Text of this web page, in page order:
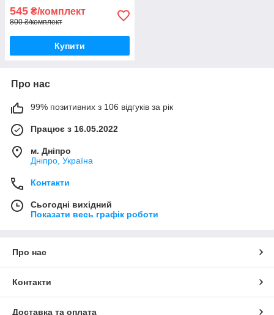
545 ₴/комплект
800 ₴/комплект
Купити
Про нас
99% позитивних з 106 відгуків за рік
Працює з 16.05.2022
м. Дніпро
Дніпро, Україна
Контакти
Сьогодні вихідний
Показати весь графік роботи
Про нас
Контакти
Доставка та оплата